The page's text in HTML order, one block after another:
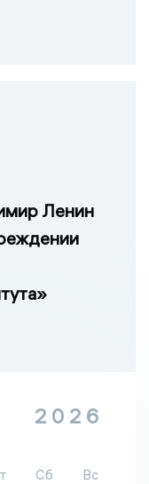
Ленин
2026
Сб
Вс